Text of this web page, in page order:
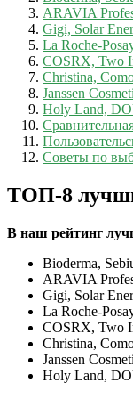
ARAVIA
Gigi, Solar
La Roche-
COSRX, Two
Christina,
Janssen
Holy Land,
Советы по
ТОП-8
В наш рейтинг
Bioderma,
ARAVIA
Gigi, Solar
La Roche-
COSRX, Two
Christina,
Janssen
Holy Land,